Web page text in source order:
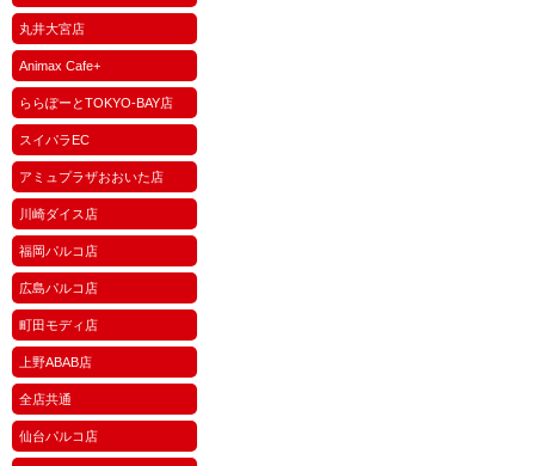
丸井大宮店
Animax Cafe+
ららぽーとTOKYO-BAY店
スイパラEC
アミュプラザおおいた店
川崎ダイス店
福岡パルコ店
広島パルコ店
町田モディ店
上野ABAB店
全店共通
仙台パルコ店